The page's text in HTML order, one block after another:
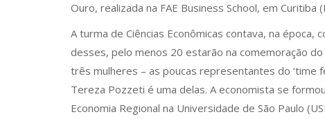
Ouro, realizada na FAE Business School, em Curitiba
A turma de Ciências Econômicas contava, na época,
desses, pelo menos 20 estarão na comemoração do
três mulheres – as poucas representantes do ‘time
Tereza Pozzeti é uma delas. A economista se
Economia Regional na Universidade de São Paulo